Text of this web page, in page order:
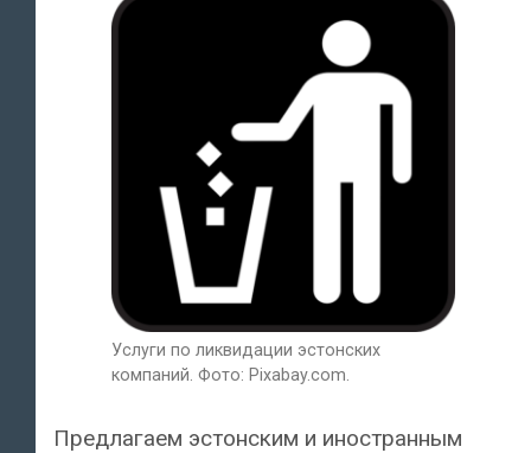
Услуги по ликвидации эстонских
компаний. Фото: Pixabay.com.
Предлагаем эстонским и иностранным